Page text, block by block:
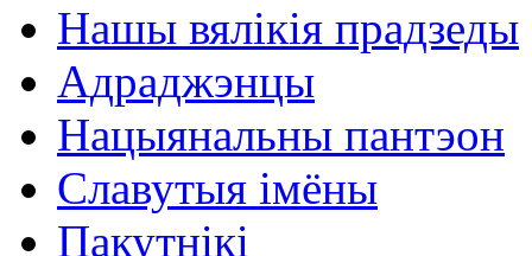
Нашы вялікія прадзеды
Адраджэнцы
Нацыянальны пантэон
Славутыя імёны
Пакутнікі